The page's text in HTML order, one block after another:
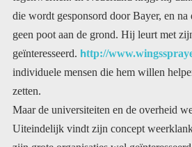
geïnteresseerd. http://
zetten.
Maar de universiteiten en de overheid
Uiteindelijk vindt zijn concept
zijn grote organisaties wel
ruimte om zijn uitvinding in de wereld te
actief in Australië en Nieuw-Zeeland,
een apparaat uitgevonden om druiven
met veel minder gifstof) Natuurlijk is